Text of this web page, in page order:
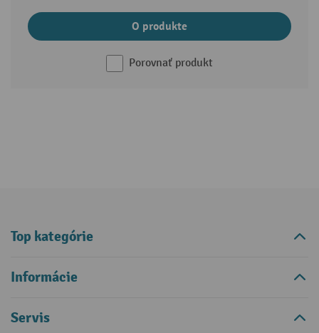
O produkte
Porovnať produkt
Top kategórie
Informácie
Servis